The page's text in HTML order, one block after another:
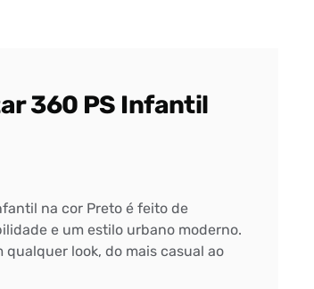
360 PS Infantil
na cor Preto é feito de
e um estilo urbano moderno.
look, do mais casual ao